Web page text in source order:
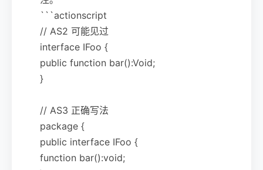
```actionscript
// AS2 可能见过
interface IFoo {
public function bar():Void;
}
// AS3 正确写法
package {
public interface IFoo {
function bar():void;